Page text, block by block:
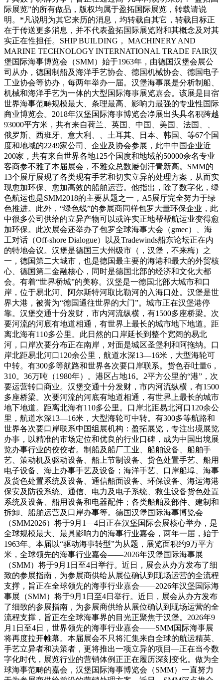
际展览”的所有做品，版权均属于盈拓国际展览，转载请说
明。*凡说明为其它来历的消息，均转载自其它，转载目标正
在于传送更多消息，并不代表盈拓国际展览附和其概念及对其
实正在性担任。SHIP BUILDING， MACHINERY AND
MARINE TECHNOLOGY INTERNATIONAL TRADE FAIR汉
堡国际海事博览会（SMM）始于1963年，由德国汉堡会展公
司从办，德国制船及海洋手艺协会、德国机械协会、德国电子
工业协会等协办，每两年举办一届。汉堡海事展是分析制船、
机械和海洋手艺为一体的大型国际海事展览嘉会。该展是目宿
世界海事范畴规模最大、条理最高、影响力最强的专业性国际
商业博览会。2018年汉堡国际海事博览会净展出头具名积跨越
93000平方米，共有来自荷兰、英国、中国、美国、法国、、
俄罗斯、西班牙、意大利、、土耳其、日本、韩国、等67个国
度和地域的2249家公司、企业及协会参展，此中中国企业近
200家，共有来自世界各地125个国度和地域的50000余名专业
客商参不雅了本届展会，不雅众总数屡创汗青新高。SMM的
13个展厅展现了各类现有手艺和切实立异的处理方案，从而实
现愈加环保、愈加高效的船舶运营。他指出，除了数字化，绿
色航运也是SMM2018的主要从题之一，A5展厅完全努力于绿
色推进。此外，“绿色线”的参展商同样包罗大量环保企业，此
中很多公司供给的立异产物可以或许实正地帮帮航运业变得愈
加环保。此次展会还举办了包罗全球海事大会（gmec）、海
工对话（Off-shore Dialogue）以及Tradewinds船东论坛正在内
的特地会议。汉堡是德国三大州级市（，汉堡，不来梅）之
一，德国第二大城市，也是德国最主要的海港和最大的外贸核
心、德国第二金融核心，同时是德国北部的经济和文化大都
会。有着“世界桥城”的美称。汉堡是一德国北部大城市和口
岸，位于易北河、阿尔斯特河取比勒河的入海口处。汉堡是世
界大港，被誉为“德国通往世界的大门”。城市正在汉堡港停
靠。汉堡交通十分发财，市内河流纵横，有1500多座桥梁。次
要河流的河底有地道相通，有世界上最长的城市地下地道。距
离北海有110多公里。此日然的口岸延长到整个宽阔的易北
河，口岸次要分布正在南岸，对面是城区圣堡利和阿拖纳。口
岸北距易北河口120余公里，航道水深13—16米，大型海轮可
中转。有300多等航路和世界各次要口岸联系。货色吞吐量6，
310。36万吨（1980年）。港区占地16。2平方公里的“港”，次
要运营转口商业。汉堡交通十分发财，市内河流纵横，有1500
多座桥梁。次要河流的河底有地道相通，有世界上最长的城市
地下地道。距离北海有110多公里。口岸北距易北河口120余公
里，航道水深13—16米，大型海轮可中转。有300多等航路和
世界各次要口岸联系中国组展机构：盈拓展览，专注出境展览
办事，以精准的市场定位和优良的行业口碑，成为中国出境展
览办事行业的佼佼者。制船及船厂工业、船舶设备、船舶手
艺、策动机及驱动设备、船上节制设备、货色处置手艺、船用
电子设备、海上办事手艺及设备；海洋手艺、口岸船埠、海事
及货色处置系统及设备、通信船面设备、环保设备、海运海港
保安及防役系统、通信、电力及电子系统、救生设备货色处置
系统及设备、船用设备和电器配件；各类船舶及部件、建制和
拆卸、船舶运营及口岸办事等。德国汉堡国际海事博览会
（SMM2026）将于9月1—4日正在汉堡国际会展核心举办，是
全球规模最大、最具影响力的海事行业嘉会，两年一届，始于
1963年。本届以“驱动海事转型”为从题，展览面积约9万平方
米，全球领先的海事行业嘉会——2026年汉堡国际海事展
（SMM）将于9月1日至4日举行。近日，展会从办方发布了细
致的参展指南，为参展商供给从展位确认到现场运营的全流程
支撑，旨正在全球领先的海事行业嘉会——2026年汉堡国际海
事展（SMM）将于9月1日至4日举行。近日，展会从办方发布
了细致的参展指南，为参展商供给从展位确认到现场运营的全
流程支撑，旨正在全球海事界的目光正聚焦于汉堡。2026年9
月1日至4日，世界领先的海事行业嘉会——SMM国际海事展
将再度拉开帷幕。本届展会不只将汇集来自全球的航运精英、
手艺立异者和决策者，更将推出一项立异的项目—正在当今数
字化时代，展览行业的营销体例正正在履历深刻变化。做为全
球海事范畴的嘉会，汉堡国际海事博览会（SMM）一直努力